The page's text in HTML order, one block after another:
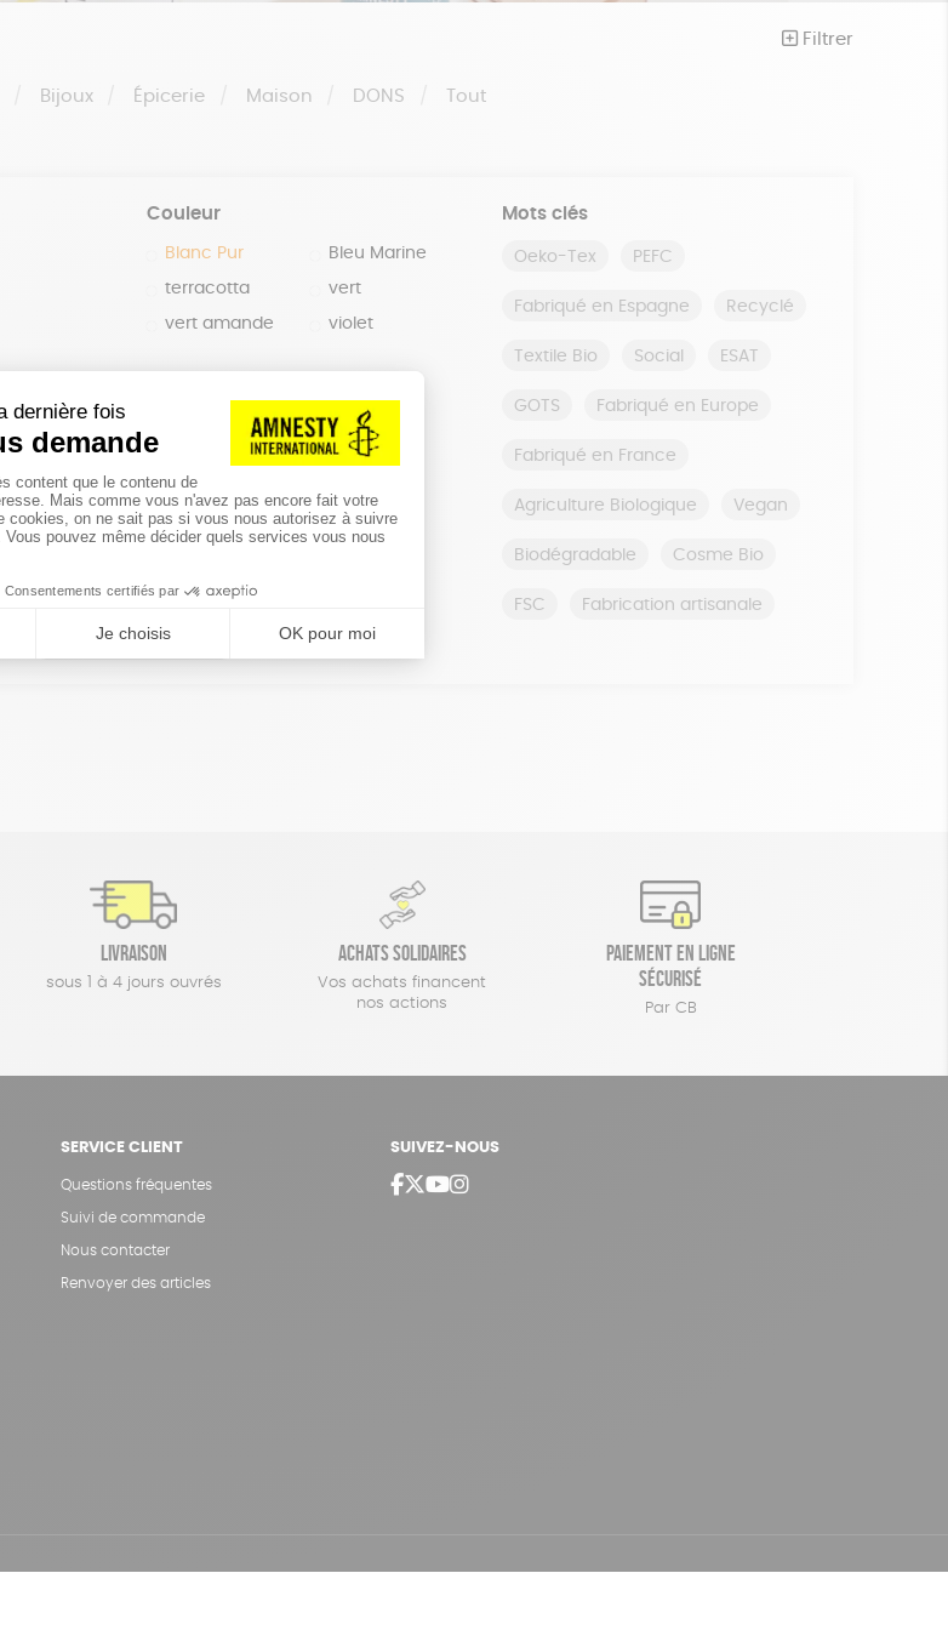
Filtrer
Bijoux Épicerie Maison DONS Tout
Couleur
Blanc Pur Bleu Marine
terracotta vert
vert amande violet
Mots clés
Oeko-Tex PEFC
Fabriqué en Espagne Recyclé
Textile Bio Social ESAT
GOTS Fabriqué en Europe
Fabriqué en France
Agriculture Biologique Vegan
Biodégradable Cosme Bio
FSC Fabrication artisanale
réinitialiser les filtres
Livraison
sous 1 à 4 jours ouvrés
Achats solidaires
Vos achats financent
nos actions
Paiement en ligne
sécurisé
Par CB
SERVICE CLIENT
Questions fréquentes
Suivi de commande
Nous contacter
Renvoyer des articles
SUIVEZ-NOUS